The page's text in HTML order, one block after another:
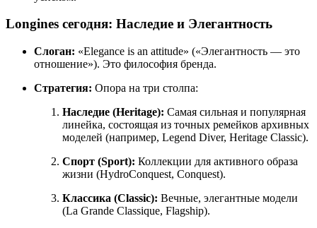
Longines сегодня: Наследие и Элегантность
Слоган: «Elegance is an attitude» («Элегантность — это
отношение»). Это философия бренда.
Стратегия: Опора на три столпа:
Наследие (Heritage): Самая сильная и популярная
линейка, состоящая из точных ремейков архивных
моделей (например, Legend Diver, Heritage Classic).
Спорт (Sport): Коллекции для активного образа
жизни (HydroConquest, Conquest).
Классика (Classic): Вечные, элегантные модели
(La Grande Classique, Flagship).